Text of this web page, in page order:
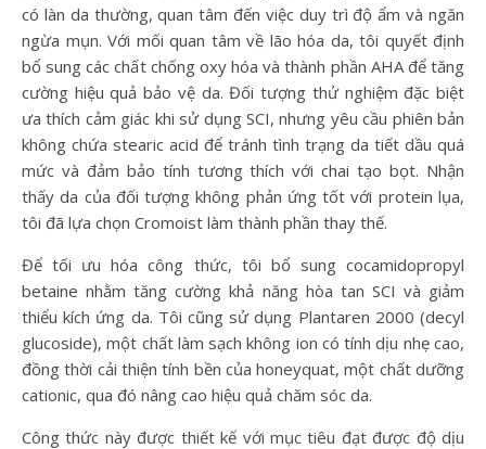
có làn da thường, quan tâm đến việc duy trì độ ẩm và ngăn
ngừa mụn. Với mối quan tâm về lão hóa da, tôi quyết định
bổ sung các chất chống oxy hóa và thành phần AHA để tăng
cường hiệu quả bảo vệ da. Đối tượng thử nghiệm đặc biệt
ưa thích cảm giác khi sử dụng SCI, nhưng yêu cầu phiên bản
không chứa stearic acid để tránh tình trạng da tiết dầu quá
mức và đảm bảo tính tương thích với chai tạo bọt. Nhận
thấy da của đối tượng không phản ứng tốt với protein lụa,
tôi đã lựa chọn Cromoist làm thành phần thay thế.
Để tối ưu hóa công thức, tôi bổ sung cocamidopropyl
betaine nhằm tăng cường khả năng hòa tan SCI và giảm
thiểu kích ứng da. Tôi cũng sử dụng Plantaren 2000 (decyl
glucoside), một chất làm sạch không ion có tính dịu nhẹ cao,
đồng thời cải thiện tính bền của honeyquat, một chất dưỡng
cationic, qua đó nâng cao hiệu quả chăm sóc da.
Công thức này được thiết kế với mục tiêu đạt được độ dịu